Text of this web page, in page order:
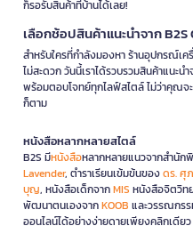
ก็รอรับสินค้าที่บ้านได้เลย!
เลือกช้อปสินค้าแนะนำจาก B2S
สำหรับใครที่กำลังมองหา ร้านอุปกรณ์เค
ไม่สะดวก วันนี้เราได้รวบรวมสินค้าแนะ
พร้อมตอบโจทย์ทุกไลฟ์สไตล์ ไม่ว่าคุณจ
ก็ตาม
หนังสือหลากหลายสไตล์
B2S มีหนังสือหลากหลายแนวจากสำนัก
Lavender, ตำราเรียนเข้มข้นของดร. ศุ
บุญ, หนังสือเด็กจากMIS หนังสือจิตวิท
พัฒนาตนเองจากKOOB และวรรณกร
ออนไลน์ได้อย่างง่ายดายเพียงคลิกเดียว